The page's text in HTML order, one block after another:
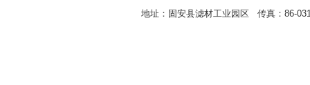
地址：固安县滤材工业园区 传真：86-